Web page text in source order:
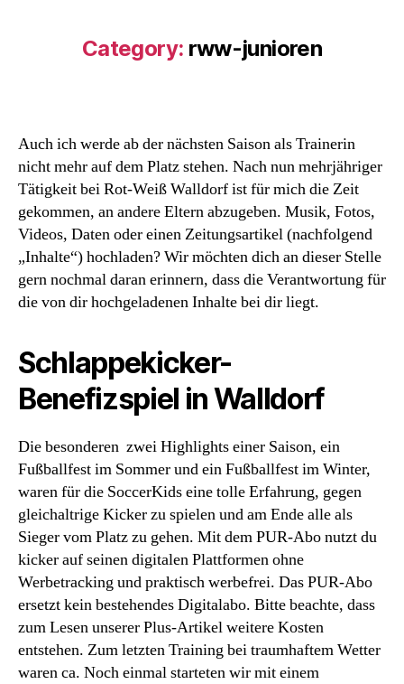
Category: rww-junioren
Auch ich werde ab der nächsten Saison als Trainerin
nicht mehr auf dem Platz stehen. Nach nun mehrjähriger
Tätigkeit bei Rot-Weiß Walldorf ist für mich die Zeit
gekommen, an andere Eltern abzugeben. Musik, Fotos,
Videos, Daten oder einen Zeitungsartikel (nachfolgend
„Inhalte“) hochladen? Wir möchten dich an dieser Stelle
gern nochmal daran erinnern, dass die Verantwortung für
die von dir hochgeladenen Inhalte bei dir liegt.
Schlappekicker-
Benefizspiel in Walldorf
Die besonderen zwei Highlights einer Saison, ein
Fußballfest im Sommer und ein Fußballfest im Winter,
waren für die SoccerKids eine tolle Erfahrung, gegen
gleichaltrige Kicker zu spielen und am Ende alle als
Sieger vom Platz zu gehen. Mit dem PUR-Abo nutzt du
kicker auf seinen digitalen Plattformen ohne
Werbetracking und praktisch werbefrei. Das PUR-Abo
ersetzt kein bestehendes Digitalabo. Bitte beachte, dass
zum Lesen unserer Plus-Artikel weitere Kosten
entstehen. Zum letzten Training bei traumhaftem Wetter
waren ca. Noch einmal starteten wir mit einem